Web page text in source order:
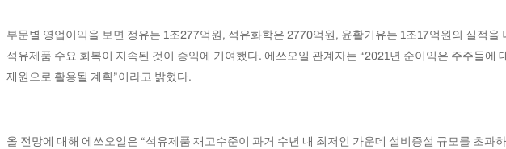
부문별 영업이익을 보면 정유는 1조277억원, 석유화학은 2770억원, 윤활기유는 1조17억원의 실적
석유제품 수요 회복이 지속된 것이 증익에 기여했다. 에쓰오일 관계자는 “2021년 순이익은 주주들
재원으로 활용될 계획”이라고 밝혔다.
올 전망에 대해 에쓰오일은 “석유제품 재고수준이 과거 수년 내 최저인 가운데 설비증설 규모를 초